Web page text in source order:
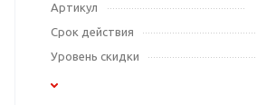
Артикул
Срок действия
Уровень скидки